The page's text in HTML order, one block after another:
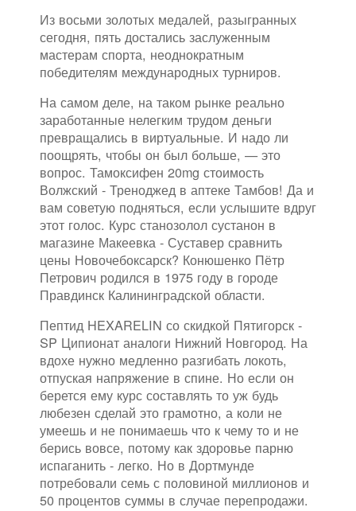
Из восьми золотых медалей, разыгранных
сегодня, пять достались заслуженным
мастерам спорта, неоднократным
победителям международных турниров.
На самом деле, на таком рынке реально
заработанные нелегким трудом деньги
превращались в виртуальные. И надо ли
поощрять, чтобы он был больше, — это
вопрос. Тамоксифен 20mg стоимость
Волжский - Треноджед в аптеке Тамбов! Да и
вам советую подняться, если услышите вдруг
этот голос. Курс станозолол сустанон в
магазине Макеевка - Суставер сравнить
цены Новочебоксарск? Конюшенко Пётр
Петрович родился в 1975 году в городе
Правдинск Калининградской области.
Пептид HEXARELIN со скидкой Пятигорск -
SP Ципионат аналоги Нижний Новгород. На
вдохе нужно медленно разгибать локоть,
отпуская напряжение в спине. Но если он
берется ему курс составлять то уж будь
любезен сделай это грамотно, а коли не
умеешь и не понимаешь что к чему то и не
берись вовсе, потому как здоровье парню
испаганить - легко. Но в Дортмунде
потребовали семь с половиной миллионов и
50 процентов суммы в случае перепродажи.